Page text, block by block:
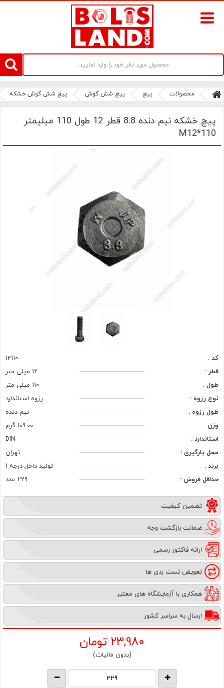
سامانه آنلاین فروش پیچ و مهره های صنعتی بولتز لند | سرزمین پیچ
محصولات پیچ پیچ شش گوش پیچ شش گوش خشکه
پیچ خشکه نیم دنده 8.8 قطر 12 طول 110 میلیمتر
M12*110
کد :
12110
قطر :
12 میلی متر
طول :
110 میلی متر
نوع رزوه :
رزوه استاندارد
طول رزوه :
نیم دنده
وزن
109.00 گرم
استاندارد :
DIN
محل بارگیری :
تهران
برند :
تولید داخل درجه 1
حداقل فروش :
229 عدد
تضمین کیفیت
ضمانت بازگشت وجه
ارائه فاکتور رسمی
تعویض تست ردی ها
همکاری با آزمایشگاه های معتبر
ارسال به سراسر کشور
23,980 تومان
(بدون مالیات)